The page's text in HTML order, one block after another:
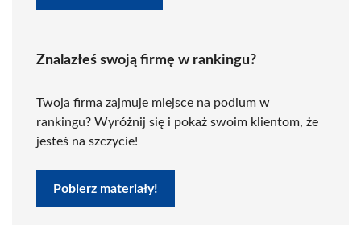
Znalazłeś swoją firmę w rankingu?
Twoja firma zajmuje miejsce na podium w
rankingu? Wyróżnij się i pokaż swoim klientom, że
jesteś na szczycie!
Pobierz materiały!